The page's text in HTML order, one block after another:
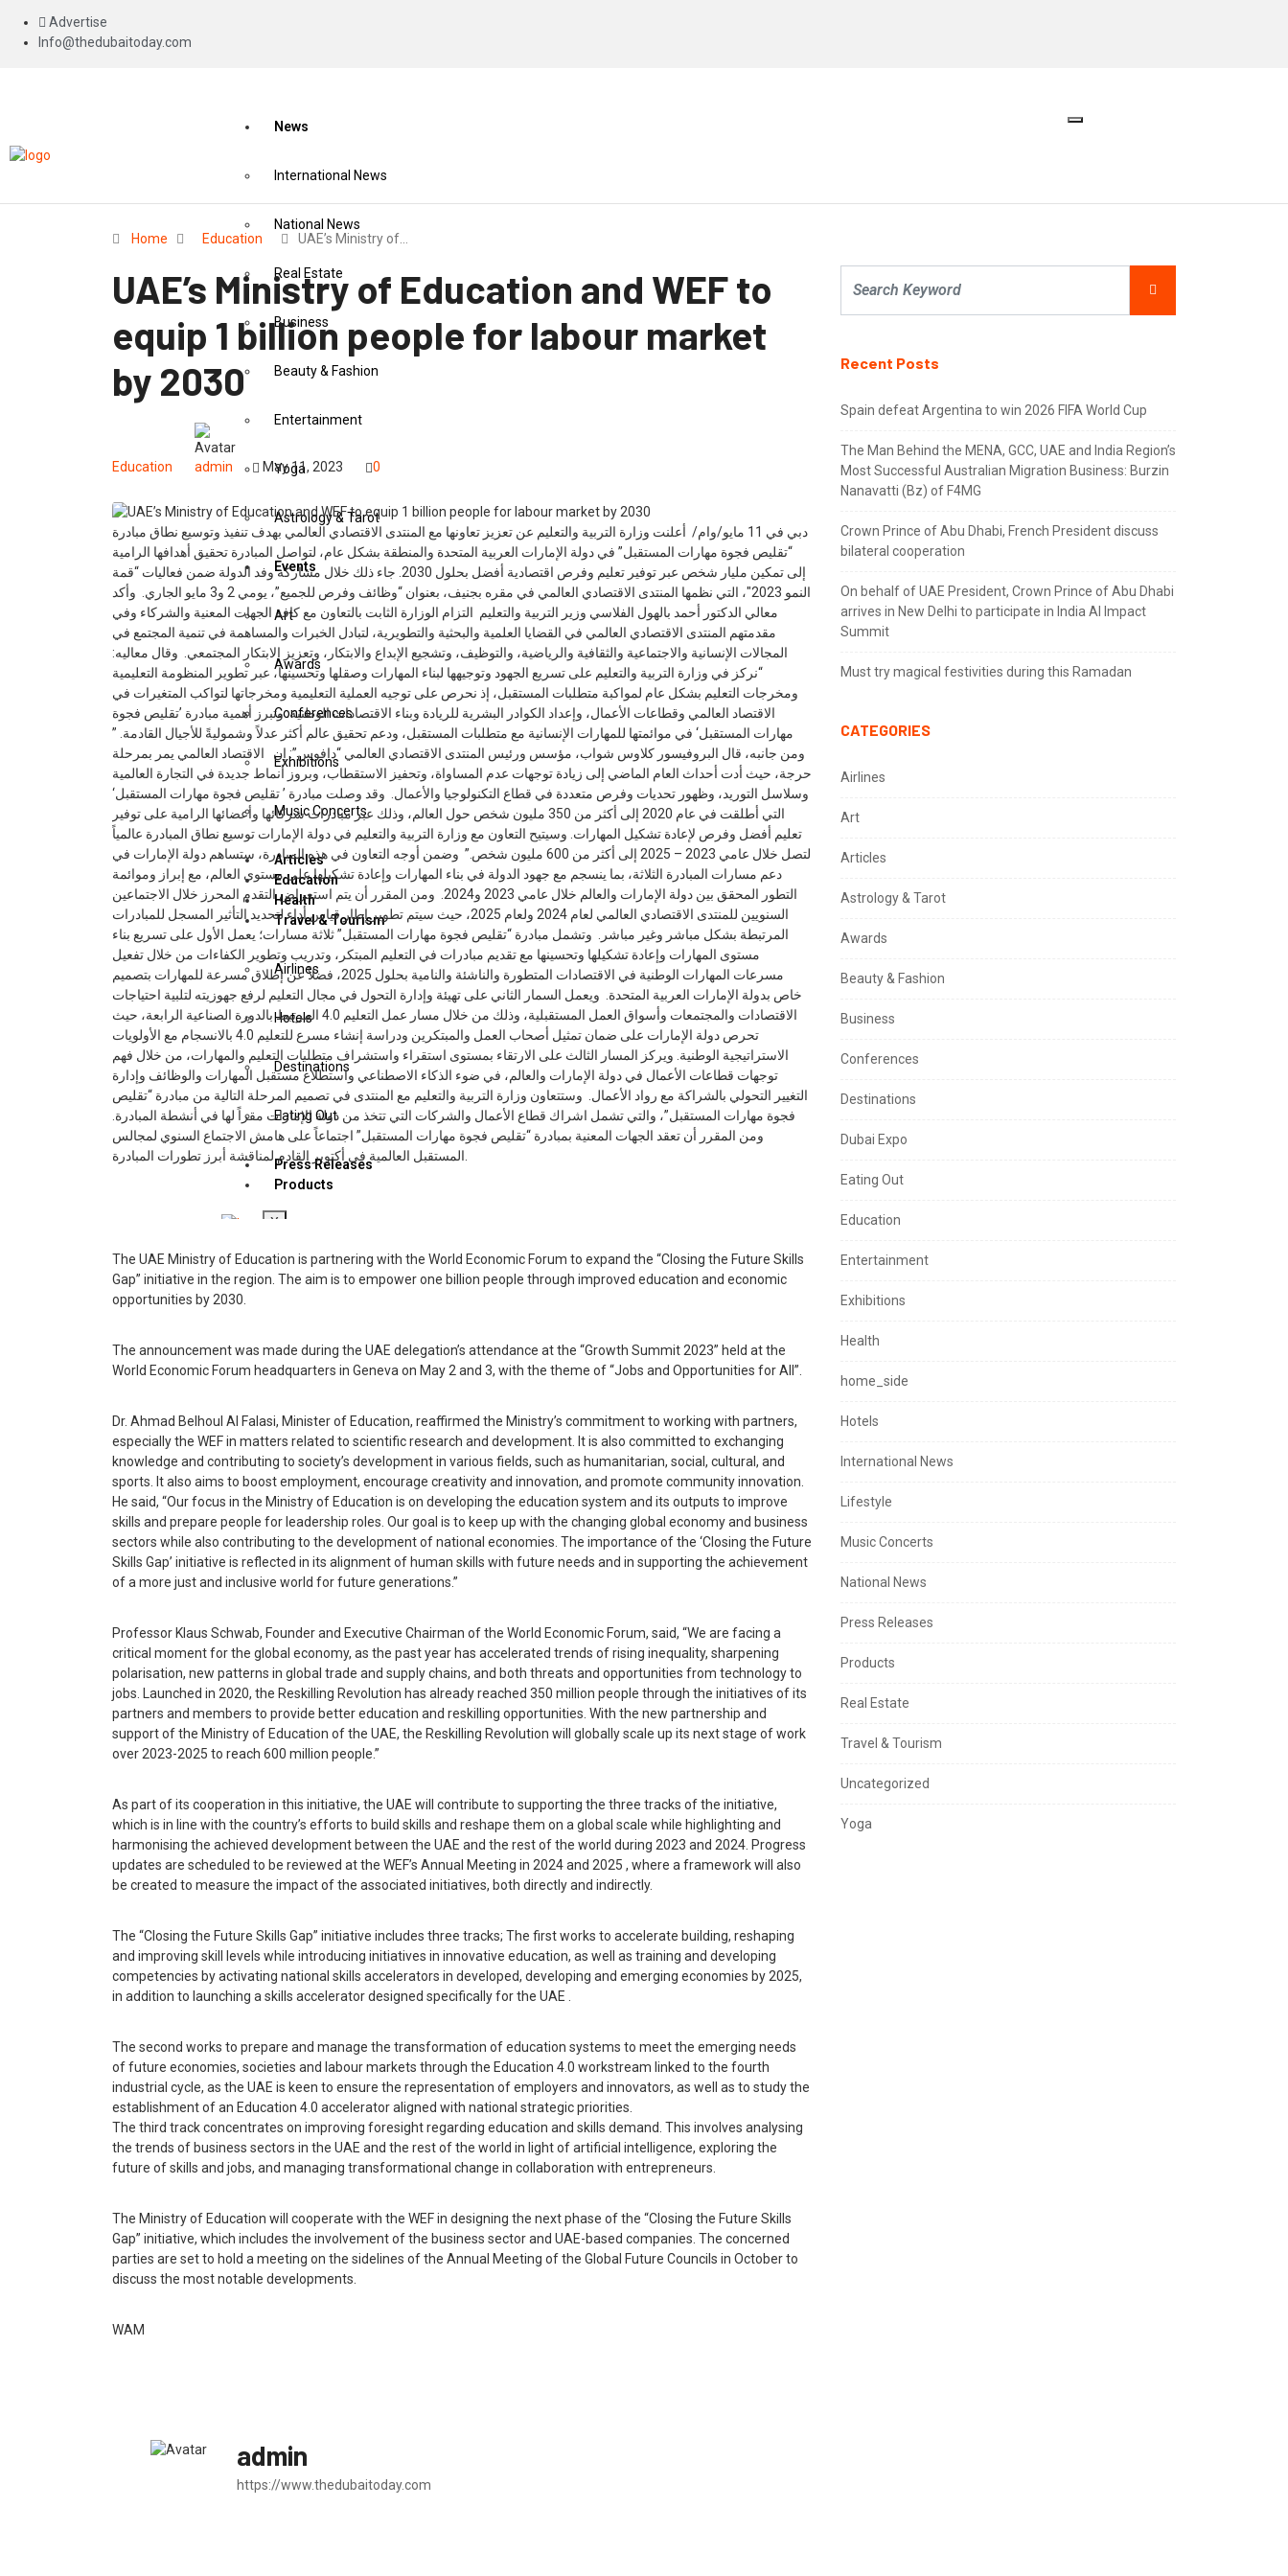
Advertise
Info@thedubaitoday.com
News
International News
National News
Real Estate
Business
Beauty & Fashion
Entertainment
Yoga
Astrology & Tarot
Events
Art
Awards
Conferences
Exhibitions
Music Concerts
Articles
Education
Health
Travel & Tourism
Airlines
Hotels
Destinations
Eating Out
Press Releases
Products
X
Home Education UAE’s Ministry of…
UAE’s Ministry of Education and WEF to
equip 1 billion people for labour market
by 2030
Education admin May 11, 2023 0
دبي في 11 مايو/وام/ أعلنت وزارة التربية والتعليم عن تعزيز تعاونها مع المنتدى الاقتصادي العالمي بهدف تنفيذ وتوسيع نطاق مبادرة
“تقليص فجوة مهارات المستقبل” في دولة الإمارات العربية المتحدة والمنطقة بشكل عام، لتواصل المبادرة تحقيق أهدافها الرامية
إلى تمكين مليار شخص عبر توفير تعليم وفرص اقتصادية أفضل بحلول 2030. جاء ذلك خلال مشاركة وفد الدولة ضمن فعاليات “قمة
النمو 2023″، التي نظمها المنتدى الاقتصادي العالمي في مقره بجنيف، بعنوان “وظائف وفرص للجميع”، يومي 2 و3 مايو الجاري. وأكد
معالي الدكتور أحمد بالهول الفلاسي وزير التربية والتعليم التزام الوزارة الثابت بالتعاون مع كافة الجهات المعنية والشركاء وفي
مقدمتهم المنتدى الاقتصادي العالمي في القضايا العلمية والبحثية والتطويرية، لتبادل الخبرات والمساهمة في تنمية المجتمع في
المجالات الإنسانية والاجتماعية والثقافية والرياضية، والتوظيف، وتشجيع الإبداع والابتكار، وتعزيز الابتكار المجتمعي. وقال معاليه:
“نركز في وزارة التربية والتعليم على تسريع الجهود وتوجيهها لبناء المهارات وصقلها وتحسينها، عبر تطوير المنظومة التعليمية
ومخرجات التعليم بشكل عام لمواكبة متطلبات المستقبل، إذ نحرص على توجيه العملية التعليمية ومخرجاتها لتواكب المتغيرات في
الاقتصاد العالمي وقطاعات الأعمال، وإعداد الكوادر البشرية للريادة وبناء الاقتصادات الوطنية. وتبرز أهمية مبادرة ’تقليص فجوة
مهارات المستقبل‘ في موائمتها للمهارات الإنسانية مع متطلبات المستقبل، ودعم تحقيق عالم أكثر عدلاً وشموليةً للأجيال القادمة. ”
ومن جانبه، قال البروفيسور كلاوس شواب، مؤسس ورئيس المنتدى الاقتصادي العالمي “دافوس”: إن الاقتصاد العالمي يمر بمرحلة
حرجة، حيث أدت أحداث العام الماضي إلى زيادة توجهات عدم المساواة، وتحفيز الاستقطاب، وبروز أنماط جديدة في التجارة العالمية
وسلاسل التوريد، وظهور تحديات وفرص متعددة في قطاع التكنولوجيا والأعمال. وقد وصلت مبادرة ’ تقليص فجوة مهارات المستقبل‘
التي أطلقت في عام 2020 إلى أكثر من 350 مليون شخص حول العالم، وذلك عبر مبادرات شركائها وأعضائها الرامية على توفير
تعليم أفضل وفرص لإعادة تشكيل المهارات. وسيتيح التعاون مع وزارة التربية والتعليم في دولة الإمارات توسيع نطاق المبادرة عالمياً
لتصل خلال عامي 2023 – 2025 إلى أكثر من 600 مليون شخص.” وضمن أوجه التعاون في هذه المبادرة، ستساهم دولة الإمارات في
دعم مسارات المبادرة الثلاثة، بما ينسجم مع جهود الدولة في بناء المهارات وإعادة تشكيلها على مستوى العالم، مع إبراز وموائمة
التطور المحقق بين دولة الإمارات والعالم خلال عامي 2023 و2024. ومن المقرر أن يتم استعراض التقدم المحرز خلال الاجتماعين
السنويين للمنتدى الاقتصادي العالمي لعام 2024 ولعام 2025، حيث سيتم تطوير إطار قياس أداء لتحديد التأثير المسجل للمبادرات
المرتبطة بشكل مباشر وغير مباشر. وتشمل مبادرة “تقليص فجوة مهارات المستقبل” ثلاثة مسارات؛ يعمل الأول على تسريع بناء
مستوى المهارات وإعادة تشكيلها وتحسينها مع تقديم مبادرات في التعليم المبتكر، وتدريب وتطوير الكفاءات من خلال تفعيل
مسرعات المهارات الوطنية في الاقتصادات المتطورة والناشئة والنامية بحلول 2025، فضلاً عن إطلاق مسرعة للمهارات بتصميم
خاص بدولة الإمارات العربية المتحدة. ويعمل السمار الثاني على تهيئة وإدارة التحول في مجال التعليم لرفع جهوزيته لتلبية احتياجات
الاقتصادات والمجتمعات وأسواق العمل المستقبلية، وذلك من خلال مسار عمل التعليم 4.0 المرتبط بالدورة الصناعية الرابعة، حيث
تحرص دولة الإمارات على ضمان تمثيل أصحاب العمل والمبتكرين ودراسة إنشاء مسرع للتعليم 4.0 بالانسجام مع الأولويات
الاستراتيجية الوطنية. ويركز المسار الثالث على الارتقاء بمستوى استقراء واستشراف متطلبات التعليم والمهارات، من خلال فهم
توجهات قطاعات الأعمال في دولة الإمارات والعالم، في ضوء الذكاء الاصطناعي واستطلاع مستقبل المهارات والوظائف وإدارة
التغيير التحولي بالشراكة مع رواد الأعمال. وستتعاون وزارة التربية والتعليم مع المنتدى في تصميم المرحلة التالية من مبادرة “تقليص
فجوة مهارات المستقبل”، والتي تشمل اشراك قطاع الأعمال والشركات التي تتخذ من دولة الإمارات مقراً لها في أنشطة المبادرة.
ومن المقرر أن تعقد الجهات المعنية بمبادرة “تقليص فجوة مهارات المستقبل” اجتماعاً على هامش الاجتماع السنوي لمجالس
The UAE Ministry of Education is partnering with the World Economic Forum to expand the “Closing the Future Skills
Gap” initiative in the region. The aim is to empower one billion people through improved education and economic
opportunities by 2030.
The announcement was made during the UAE delegation’s attendance at the “Growth Summit 2023” held at the
World Economic Forum headquarters in Geneva on May 2 and 3, with the theme of “Jobs and Opportunities for All”.
Dr. Ahmad Belhoul Al Falasi, Minister of Education, reaffirmed the Ministry’s commitment to working with partners,
especially the WEF in matters related to scientific research and development. It is also committed to exchanging
knowledge and contributing to society’s development in various fields, such as humanitarian, social, cultural, and
sports. It also aims to boost employment, encourage creativity and innovation, and promote community innovation.
He said, “Our focus in the Ministry of Education is on developing the education system and its outputs to improve
skills and prepare people for leadership roles. Our goal is to keep up with the changing global economy and business
sectors while also contributing to the development of national economies. The importance of the ‘Closing the Future
Skills Gap’ initiative is reflected in its alignment of human skills with future needs and in supporting the achievement
of a more just and inclusive world for future generations.”
Professor Klaus Schwab, Founder and Executive Chairman of the World Economic Forum, said, “We are facing a
critical moment for the global economy, as the past year has accelerated trends of rising inequality, sharpening
polarisation, new patterns in global trade and supply chains, and both threats and opportunities from technology to
jobs. Launched in 2020, the Reskilling Revolution has already reached 350 million people through the initiatives of its
partners and members to provide better education and reskilling opportunities. With the new partnership and
support of the Ministry of Education of the UAE, the Reskilling Revolution will globally scale up its next stage of work
over 2023-2025 to reach 600 million people.”
As part of its cooperation in this initiative, the UAE will contribute to supporting the three tracks of the initiative,
which is in line with the country’s efforts to build skills and reshape them on a global scale while highlighting and
harmonising the achieved development between the UAE and the rest of the world during 2023 and 2024. Progress
updates are scheduled to be reviewed at the WEF’s Annual Meeting in 2024 and 2025 , where a framework will also
be created to measure the impact of the associated initiatives, both directly and indirectly.
The “Closing the Future Skills Gap” initiative includes three tracks; The first works to accelerate building, reshaping
and improving skill levels while introducing initiatives in innovative education, as well as training and developing
competencies by activating national skills accelerators in developed, developing and emerging economies by 2025,
in addition to launching a skills accelerator designed specifically for the UAE .
The second works to prepare and manage the transformation of education systems to meet the emerging needs
of future economies, societies and labour markets through the Education 4.0 workstream linked to the fourth
industrial cycle, as the UAE is keen to ensure the representation of employers and innovators, as well as to study the
establishment of an Education 4.0 accelerator aligned with national strategic priorities.
The third track concentrates on improving foresight regarding education and skills demand. This involves analysing
the trends of business sectors in the UAE and the rest of the world in light of artificial intelligence, exploring the
future of skills and jobs, and managing transformational change in collaboration with entrepreneurs.
The Ministry of Education will cooperate with the WEF in designing the next phase of the “Closing the Future Skills
Gap” initiative, which includes the involvement of the business sector and UAE-based companies. The concerned
parties are set to hold a meeting on the sidelines of the Annual Meeting of the Global Future Councils in October to
discuss the most notable developments.
WAM
admin
https://www.thedubaitoday.com
Recent Posts
Spain defeat Argentina to win 2026 FIFA World Cup
The Man Behind the MENA, GCC, UAE and India Region’s
Most Successful Australian Migration Business: Burzin
Nanavatti (Bz) of F4MG
Crown Prince of Abu Dhabi, French President discuss
bilateral cooperation
On behalf of UAE President, Crown Prince of Abu Dhabi
arrives in New Delhi to participate in India AI Impact
Summit
Must try magical festivities during this Ramadan
CATEGORIES
Airlines
Art
Articles
Astrology & Tarot
Awards
Beauty & Fashion
Business
Conferences
Destinations
Dubai Expo
Eating Out
Education
Entertainment
Exhibitions
Health
home_side
Hotels
International News
Lifestyle
Music Concerts
National News
Press Releases
Products
Real Estate
Travel & Tourism
Uncategorized
Yoga